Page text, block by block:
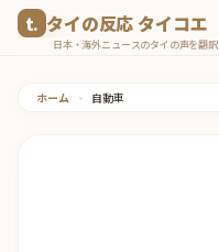
タイの反応 タイコエ
日本・海外ニュースのタイの声を翻訳
ホーム • 自動車